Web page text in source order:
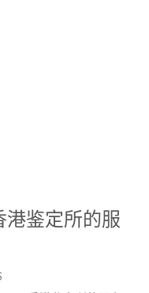
港鉴定所的服